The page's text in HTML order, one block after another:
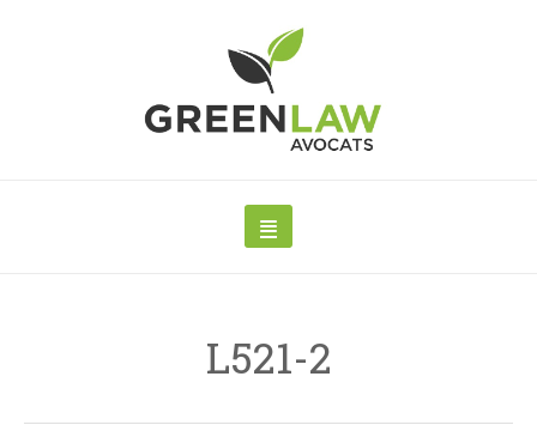
L521-2